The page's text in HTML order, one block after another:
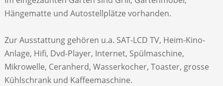
Hängematte und Autostellplätze vorhanden.
Zur Ausstattung gehören u.a. SAT-LCD TV, Heim-Kino-
Anlage, Hifi, Dvd-Player, Internet, Spülmaschine,
Mikrowelle, Ceranherd, Wasserkocher, Toaster, grosse
Kühlschrank und Kaffeemaschine.